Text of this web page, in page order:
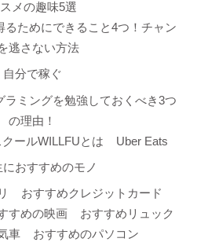
メの趣味5選
るためにできること4つ！チャン
逃さない方法
自分で稼ぐ
ラミングを勉強しておくべき3つ
の理由！
ールWILLFUとは
Uber Eats
におすすめのモノ
おすすめクレジットカード
すめの映画
おすすめリュック
車
おすすめのパソコン